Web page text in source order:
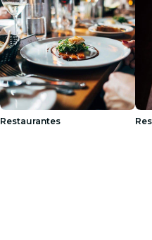
Restaurantes